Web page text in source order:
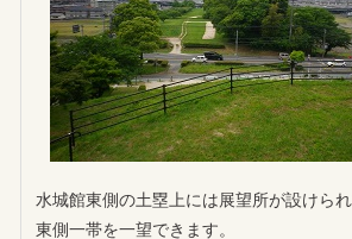
水城館東側の土塁上には展望所が設けら
東側一帯を一望できます。